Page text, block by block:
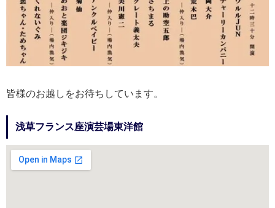
皆様のお越しをお待ちしています。
浅草フランス座演芸場東洋館